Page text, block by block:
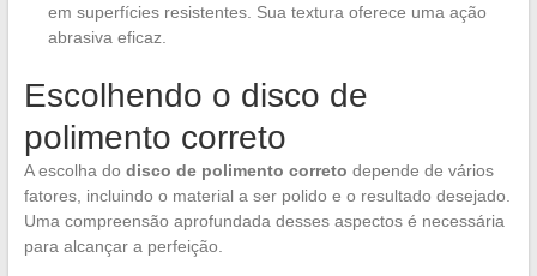
em superfícies resistentes. Sua textura oferece uma ação
abrasiva eficaz.
Escolhendo o disco de
polimento correto
A escolha do disco de polimento correto depende de vários
fatores, incluindo o material a ser polido e o resultado desejado.
Uma compreensão aprofundada desses aspectos é necessária
para alcançar a perfeição.